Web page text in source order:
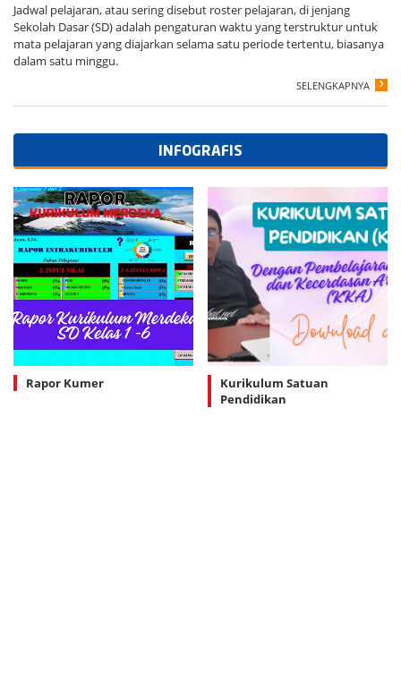
Jadwal pelajaran, atau sering disebut roster pelajaran, di jenjang
Sekolah Dasar (SD) adalah pengaturan waktu yang terstruktur untuk
mata pelajaran yang diajarkan selama satu periode tertentu, biasanya
dalam satu minggu.
SELENGKAPNYA
INFOGRAFIS
Rapor Kumer
Kurikulum Satuan
Pendidikan